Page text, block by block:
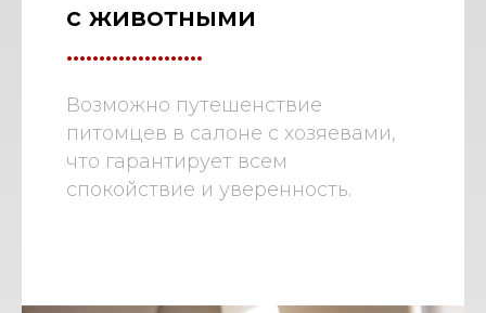
с животными
.....................
Возможно путешенствие
питомцев в салоне с хозяевами,
что гарантирует всем
спокойствие и уверенность.